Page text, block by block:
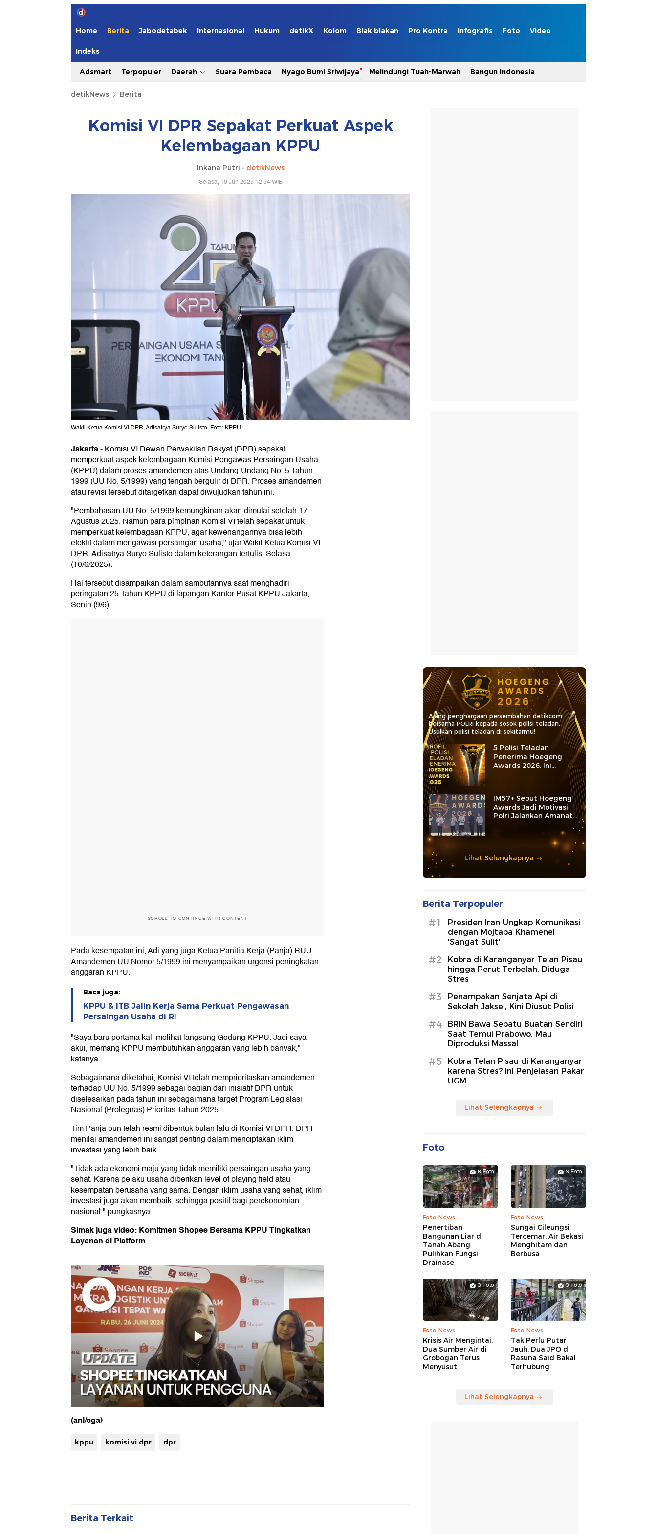
Home Berita Jabodetabek Internasional Hukum detikX Kolom Blak blakan Pro Kontra Infografis Foto Video
Indeks
Adsmart Terpopuler Daerah Suara Pembaca Nyago Bumi Sriwijaya Melindungi Tuah-Marwah Bangun Indonesia
detikNews Berita
Komisi VI DPR Sepakat Perkuat Aspek
Kelembagaan KPPU
Inkana Putri - detikNews
Selasa, 10 Jun 2025 12:54 WIB
Wakil Ketua Komisi VI DPR, Adisatrya Suryo Sulisto. Foto: KPPU
Jakarta-Komisi VI Dewan Perwakilan Rakyat (DPR) sepakat
memperkuat aspek kelembagaan Komisi Pengawas Persaingan Usaha
(KPPU) dalam proses amandemen atas Undang-Undang No. 5 Tahun
1999 (UU No. 5/1999) yang tengah bergulir di DPR. Proses amandemen
atau revisi tersebut ditargetkan dapat diwujudkan tahun ini.
"Pembahasan UU No. 5/1999 kemungkinan akan dimulai setelah 17
Agustus 2025. Namun para pimpinan Komisi VI telah sepakat untuk
memperkuat kelembagaan KPPU, agar kewenangannya bisa lebih
efektif dalam mengawasi persaingan usaha," ujar Wakil Ketua Komisi VI
DPR, Adisatrya Suryo Sulisto dalam keterangan tertulis, Selasa
(10/6/2025).
Hal tersebut disampaikan dalam sambutannya saat menghadiri
peringatan 25 Tahun KPPU di lapangan Kantor Pusat KPPU Jakarta,
Senin (9/6).
SCROLL TO CONTINUE WITH CONTENT
Pada kesempatan ini, Adi yang juga Ketua Panitia Kerja (Panja) RUU
Amandemen UU Nomor 5/1999 ini menyampaikan urgensi peningkatan
anggaran KPPU.
Baca juga:
KPPU & ITB Jalin Kerja Sama Perkuat Pengawasan
Persaingan Usaha di RI
"Saya baru pertama kali melihat langsung Gedung KPPU. Jadi saya
akui, memang KPPU membutuhkan anggaran yang lebih banyak,"
katanya.
Sebagaimana diketahui, Komisi VI telah memprioritaskan amandemen
terhadap UU No. 5/1999 sebagai bagian dari inisiatif DPR untuk
diselesaikan pada tahun ini sebagaimana target Program Legislasi
Nasional (Prolegnas) Prioritas Tahun 2025.
Tim Panja pun telah resmi dibentuk bulan lalu di Komisi VI DPR. DPR
menilai amandemen ini sangat penting dalam menciptakan iklim
investasi yang lebih baik.
"Tidak ada ekonomi maju yang tidak memiliki persaingan usaha yang
sehat. Karena pelaku usaha diberikan level of playing field atau
kesempatan berusaha yang sama. Dengan iklim usaha yang sehat, iklim
investasi juga akan membaik, sehingga positif bagi perekonomian
nasional," pungkasnya.
Simak juga video: Komitmen Shopee Bersama KPPU Tingkatkan
Layanan di Platform
(anl/ega)
kppu komisi vi dpr dpr
Berita Terkait
Ajang penghargaan persembahan detikcom
bersama POLRI kepada sosok polisi teladan.
Usulkan polisi teladan di sekitarmu!
5 Polisi Teladan
Penerima Hoegeng
Awards 2026, Ini
Kategori dan Kiprahnya
IM57+ Sebut Hoegeng
Awards Jadi Motivasi
Polri Jalankan Amanat
Lihat Selengkapnya
Berita Terpopuler
#1
Presiden Iran Ungkap Komunikasi
dengan Mojtaba Khamenei
'Sangat Sulit'
#2
Kobra di Karanganyar Telan Pisau
hingga Perut Terbelah, Diduga
Stres
#3
Penampakan Senjata Api di
Sekolah Jaksel, Kini Diusut Polisi
#4
BRIN Bawa Sepatu Buatan Sendiri
Saat Temui Prabowo, Mau
Diproduksi Massal
#5
Kobra Telan Pisau di Karanganyar
karena Stres? Ini Penjelasan Pakar
UGM
Lihat Selengkapnya
Foto
6 Foto
Foto News
Penertiban
Bangunan Liar di
Tanah Abang
Pulihkan Fungsi
Drainase
3 Foto
Foto News
Sungai Cileungsi
Tercemar, Air Bekasi
Menghitam dan
Berbusa
3 Foto
Foto News
Krisis Air Mengintai,
Dua Sumber Air di
Grobogan Terus
Menyusut
3 Foto
Foto News
Tak Perlu Putar
Jauh, Dua JPO di
Rasuna Said Bakal
Terhubung
Lihat Selengkapnya